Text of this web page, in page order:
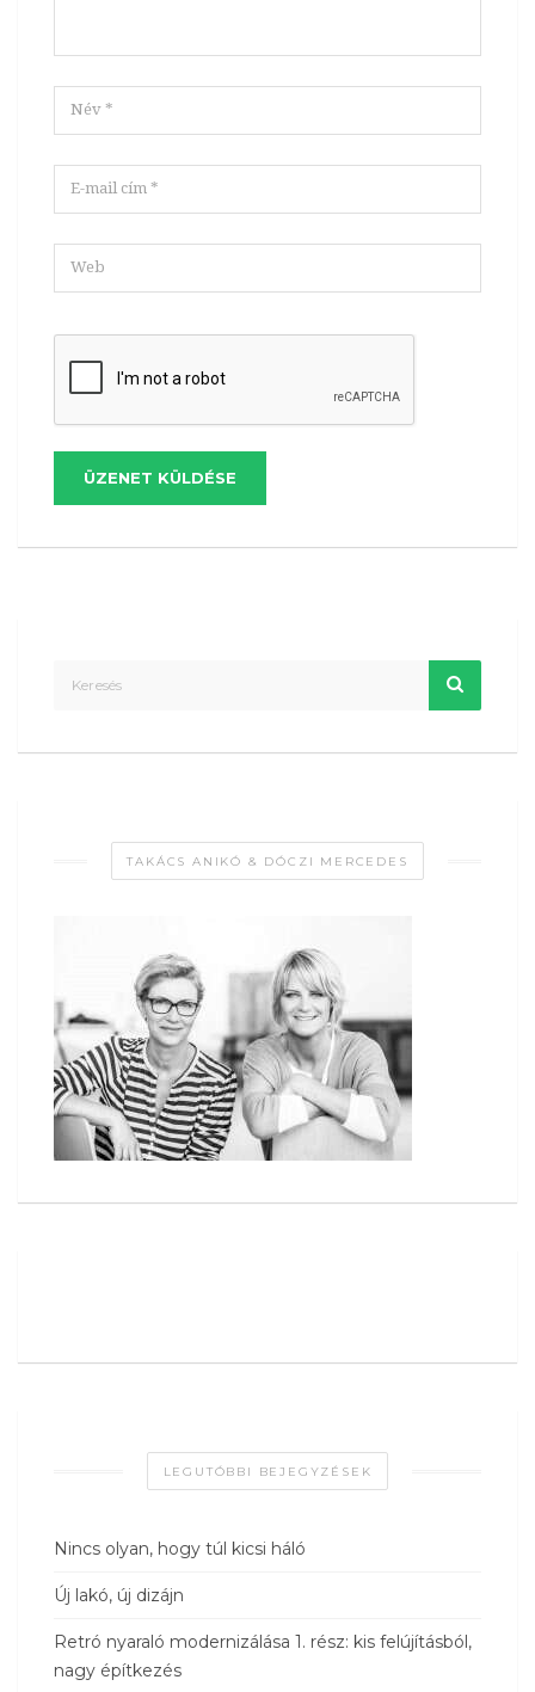
ÜZENET KÜLDÉSE
TAKÁCS ANIKÓ & DÓCZI MERCEDES
LEGUTÓBBI BEJEGYZÉSEK
Nincs olyan, hogy túl kicsi háló
Új lakó, új dizájn
Retró nyaraló modernizálása 1. rész: kis felújításból,
nagy építkezés